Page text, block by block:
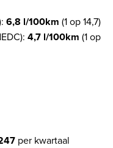
6,8 l/100km (1 op 14,7)
4,7 l/100km (1 op
per kwartaal